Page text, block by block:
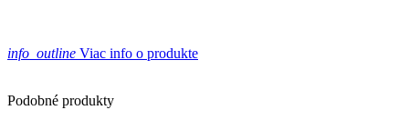
info_outline Viac info o produkte
Podobné produkty